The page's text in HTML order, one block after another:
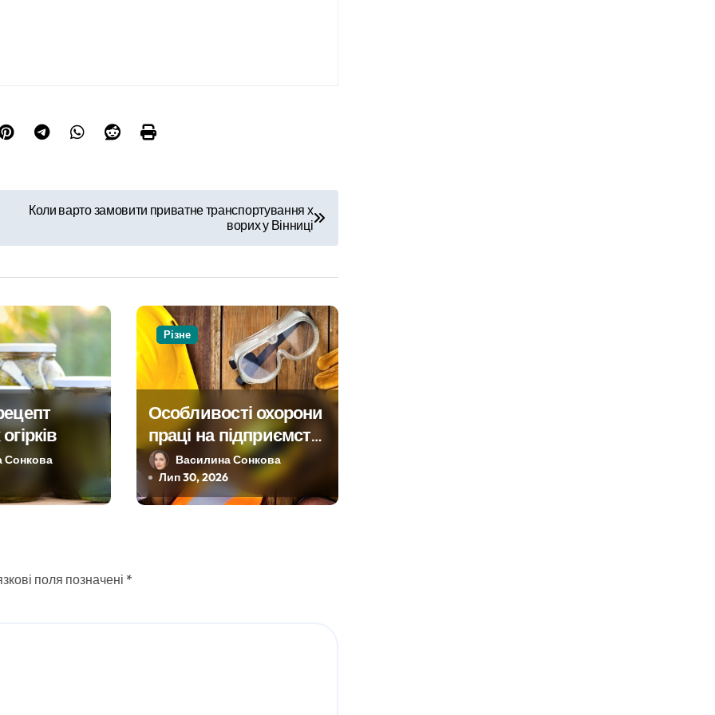
Коли варто замовити приватне транспортування х
ворих у Вінниці
Сонкова
Різне
Особливості охорони
праці на підприємстві
ТОВ та для фізичних
осіб-підприємців
Василина Сонкова
Лип 30, 2026
поля позначені *